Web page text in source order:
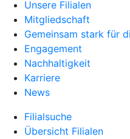
Unsere Filialen
Mitgliedschaft
Gemeinsam stark für
Engagement
Nachhaltigkeit
Karriere
News
Filialsuche
Übersicht Filialen